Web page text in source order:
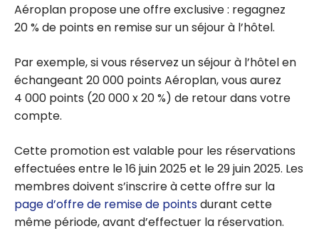
Aéroplan propose une offre exclusive : regagnez
20 % de points en remise sur un séjour à l’hôtel.
Par exemple, si vous réservez un séjour à l’hôtel en
échangeant 20 000 points Aéroplan, vous aurez
4 000 points (20 000 x 20 %) de retour dans votre
compte.
Cette promotion est valable pour les réservations
effectuées entre le 16 juin 2025 et le 29 juin 2025. Les
membres doivent s’inscrire à cette offre sur la
page d’offre de remise de pointsdurant cette
même période, avant d’effectuer la réservation.